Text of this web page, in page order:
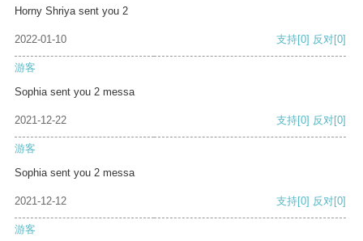
Horny Shriya sent you 2
2022-01-10 支持[0] 反对[0]
游客
Sophia sent you 2 messa
2021-12-22 支持[0] 反对[0]
游客
Sophia sent you 2 messa
2021-12-12 支持[0] 反对[0]
游客